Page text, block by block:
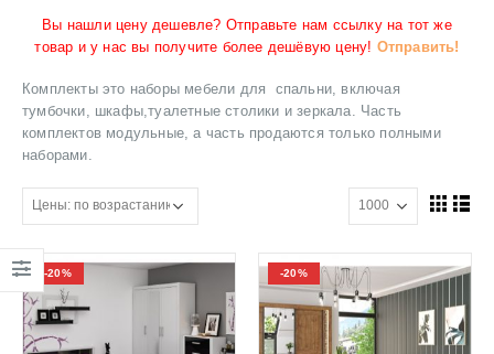
Вы нашли цену дешевле? Отправьте нам ссылку на тот же
товар и у нас вы получите более дешёвую цену! Отправить!
Комплекты это наборы мебели для спальни, включая
тумбочки, шкафы,туалетные столики и зеркала. Часть
комплектов модульные, а часть продаются только полными
наборами.
-20% -20%